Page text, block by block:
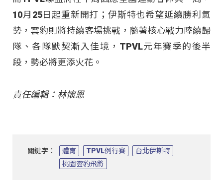
10月25日起重新開打；伊斯特也希望延續勝利氣
勢，雲豹則將持續客場挑戰，隨著核心戰力陸續歸
隊、各隊默契漸入佳境，TPVL元年賽季的後半
段，勢必將更添火花。
責任編輯：林懷恩
關鍵字： 體育 TPVL例行賽
台北伊斯特
桃園雲豹飛將